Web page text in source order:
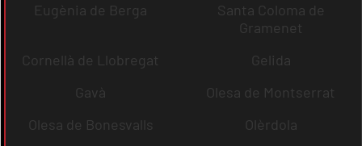
Eugènia de Berga
Santa Coloma de
Gramenet
Cornellà de Llobregat
Gelida
Gavà
Olesa de Montserrat
Olesa de Bonesvalls
Olèrdola